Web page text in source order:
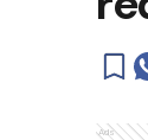
Ads